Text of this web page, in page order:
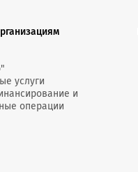
услуги
и
операции